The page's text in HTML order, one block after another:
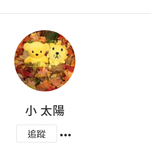
小 太陽
追蹤